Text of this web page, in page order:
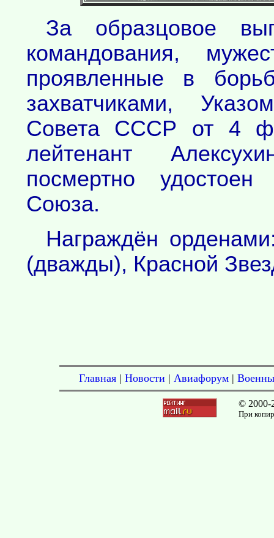
За образцовое
командования,
проявленные в
захватчиками,
Совета СССР от 4
лейтенант
посмертно
Союза.
Награждён
(дважды), Красной
Главная | Новости | Авиафорум |
© 2000-
При